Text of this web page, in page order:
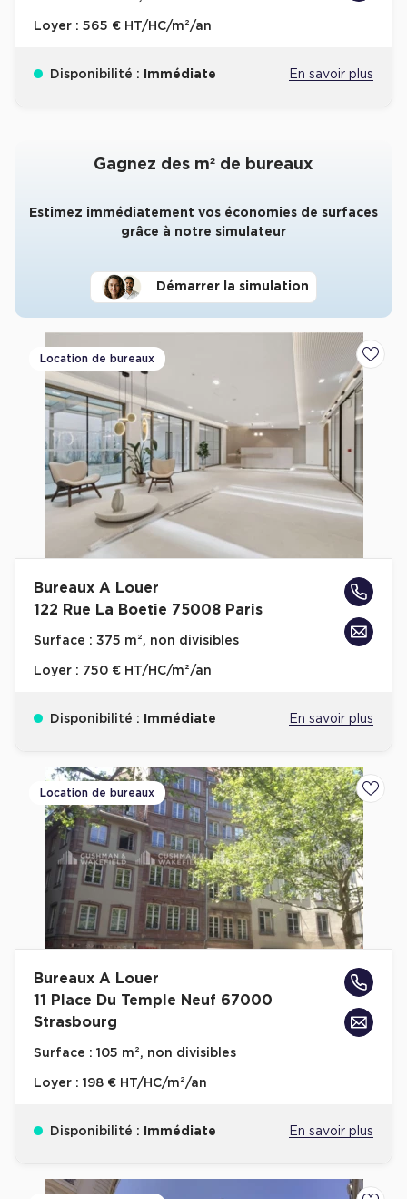
Loyer : 565 € HT/HC/m²/an
Disponibilité : Immédiate En savoir plus
Gagnez des m² de bureaux
Estimez immédiatement vos économies de surfaces
grâce à notre simulateur
Démarrer la simulation
Location de bureaux
Bureaux A Louer
122 Rue La Boetie 75008 Paris
Surface : 375 m², non divisibles
Loyer : 750 € HT/HC/m²/an
Disponibilité : Immédiate En savoir plus
Location de bureaux
Bureaux A Louer
11 Place Du Temple Neuf 67000
Strasbourg
Surface : 105 m², non divisibles
Loyer : 198 € HT/HC/m²/an
Disponibilité : Immédiate En savoir plus